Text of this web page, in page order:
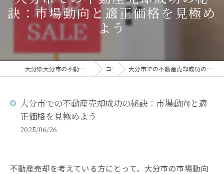
訣：市場動向と適正価格を見極め
よう
大分県大分市の不動産売却なら株式会社bridge estate コラム 大分市での不動産売却成功の秘訣：市場動向と適正価格を見極めよう
大分市での不動産売却成功の秘訣：市場動向と適
正価格を見極めよう
2025/06/26
不動産売却を考えている方にとって、大分市の市場動向